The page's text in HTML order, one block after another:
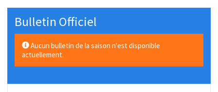
Bulletin Officiel
Aucun bulletin de la saison n'est disponible
actuellement.